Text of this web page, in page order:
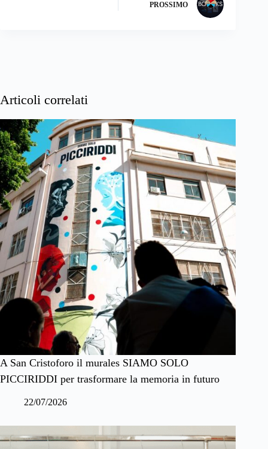
PROSSIMO
Articoli correlati
A San Cristoforo il murales SIAMO SOLO
PICCIRIDDI per trasformare la memoria in futuro
22/07/2026